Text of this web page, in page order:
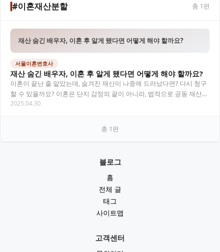
#이혼재산분할 총 1편
재산 숨긴 배우자, 이혼 후 알게 됐다면 어떻게 해야 할까요?
서울이혼변호사
재산 숨긴 배우자, 이혼 후 알게 됐다면 어떻게 해야 할까요?
이혼이 끝난 줄 알았는데, 숨겨진 재산이 나중에 드러났다면? 다시 청구
할 수 있을까요? 이혼은 단지 감정의 끝이 아니라, 법적으로 공동 재산을
정리하는 중요한 절차입니다. 하지만…
2025.04.30
총 1편
블로그
홈
전체 글
태그
사이트맵
고객센터